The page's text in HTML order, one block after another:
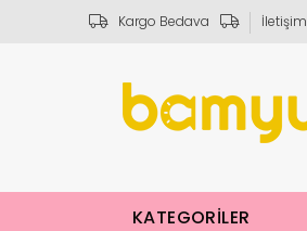
Kargo Bedava İletişim
KATEGORİLER